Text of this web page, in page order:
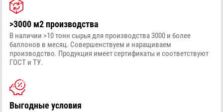
>3000 м2 производства
В наличии >10 тонн сырья для производства 3000 и более
баллонов в месяц. Совершенствуем и наращиваем
производство. Продукция имеет сертификаты и соответствуют
ГОСТ и ТУ.
Выгодные условия